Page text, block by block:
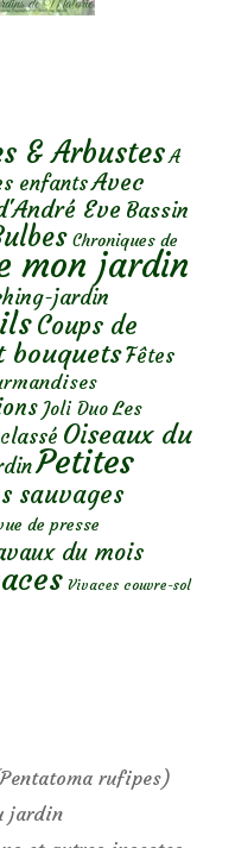
& Arbustes A
enfantsAvec
Eve Bassin
Chroniques de
mon jardin
jardin
Coups de
bouquetsFêtes
Joli Duo Les
Oiseaux du
Petites
sauvages
de presse
du mois
Vivaces couvre-sol
rufipes)
jardin